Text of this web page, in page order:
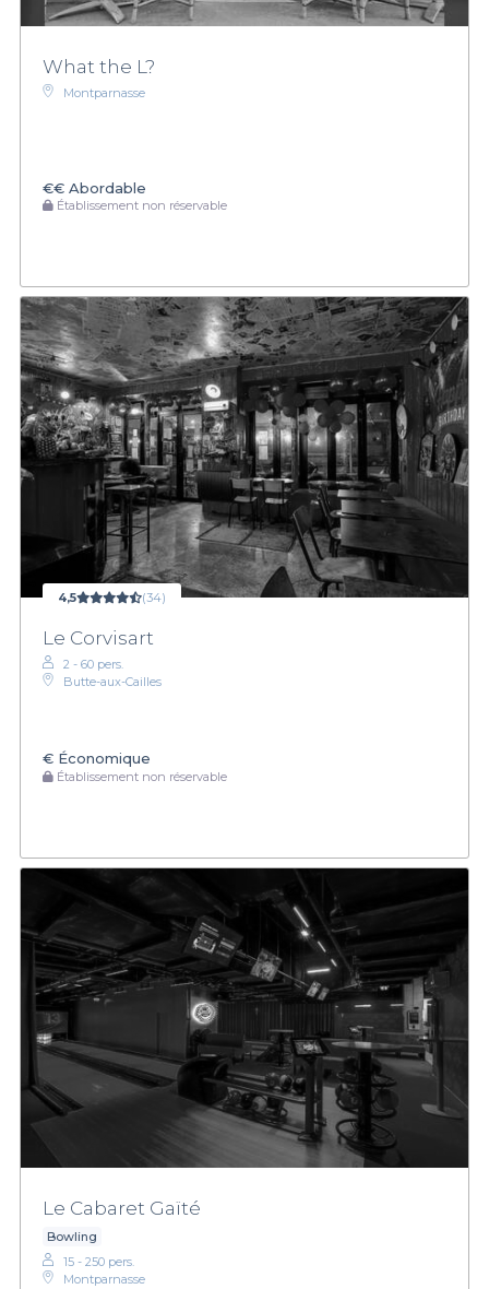
What the L?
Montparnasse
€€ Abordable
Établissement non réservable
4,5 (34)
Le Corvisart
2 - 60 pers.
Butte-aux-Cailles
€ Économique
Établissement non réservable
Le Cabaret Gaïté
Bowling
15 - 250 pers.
Montparnasse